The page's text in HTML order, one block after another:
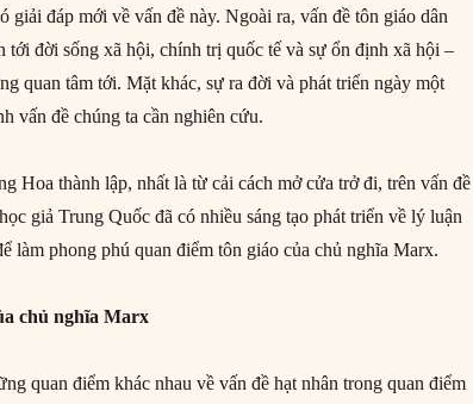
giải đáp mới về vấn đề này. Ngoài ra, vấn đề tôn giáo dân
tới đời sống xã hội, chính trị quốc tế và sự ổn định xã hội –
quan tâm tới. Mặt khác, sự ra đời và phát triển ngày một
vấn đề chúng ta cần nghiên cứu.
Hoa thành lập, nhất là từ cải cách mở cửa trở đi, trên vấn đề
giả Trung Quốc đã có nhiều sáng tạo phát triển về lý luận
làm phong phú quan điểm tôn giáo của chủ nghĩa Marx.
chủ nghĩa Marx
quan điểm khác nhau về vấn đề hạt nhân trong quan điểm